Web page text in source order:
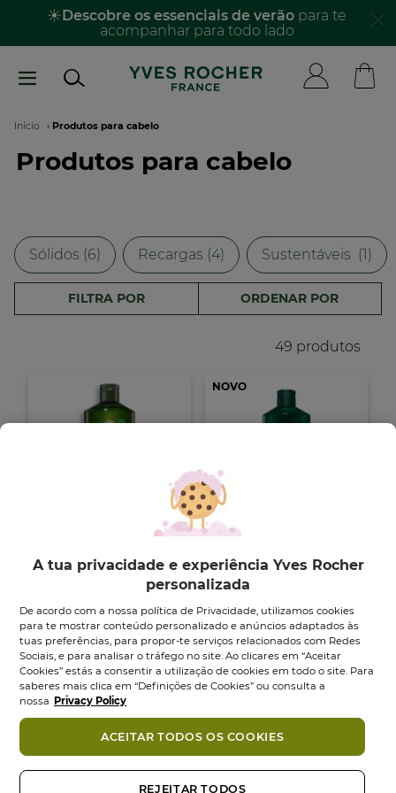
conteúdo
☀️Descobre os essenciais de verão para te
acompanhar para todo lado​
Navegação
estrutural
Início Produtos para cabelo
Produtos para cabelo
Sólidos (6) Recargas (4) Sustentáveis​ ​ (1)
FILTRA POR ORDENAR POR
49 produtos
Antiqueda - 300...
4.5 (24)
4.5
em
5
estrelas.
24
análises
6,95 €
Adicionar
NOVO
Desintoxicante -
300...
Frasco 300 ml
5.0 (3)
5.0
em
5
estrelas.
análises
5,95 €
Adicionar
-13%
A tua privacidade e experiência Yves Rocher
personalizada
De acordo com a nossa política de Privacidade, utilizamos cookies
para te mostrar conteúdo personalizado e anúncios adaptados às
tuas preferências, para propor-te serviços relacionados com Redes
Sociais, e para analisar o tráfego no site. Ao clicares em “Aceitar
Cookies” estás a consentir a utilização de cookies em todo o site. Para
saberes mais clica em “Definições de Cookies” ou consulta a
nossa Privacy Policy
REJEITAR TODOS
ACEITAR TODOS OS COOKIES